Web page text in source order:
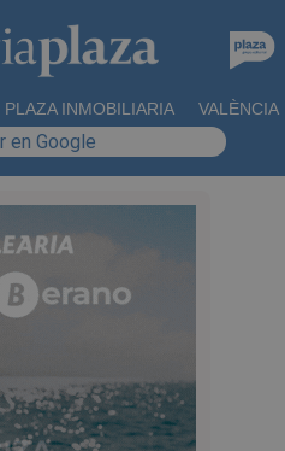
PLAZA INMOBILIARIA VALÈNCIA
en Google